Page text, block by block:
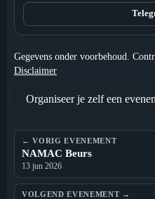
Gegevens onder voorbehoud.
Disclaimer
Organiseer je zelf een
← VORIG EVENEMENT
NAMAC Beurs
13 jun 2026
VOLGEND EVENEMENT →